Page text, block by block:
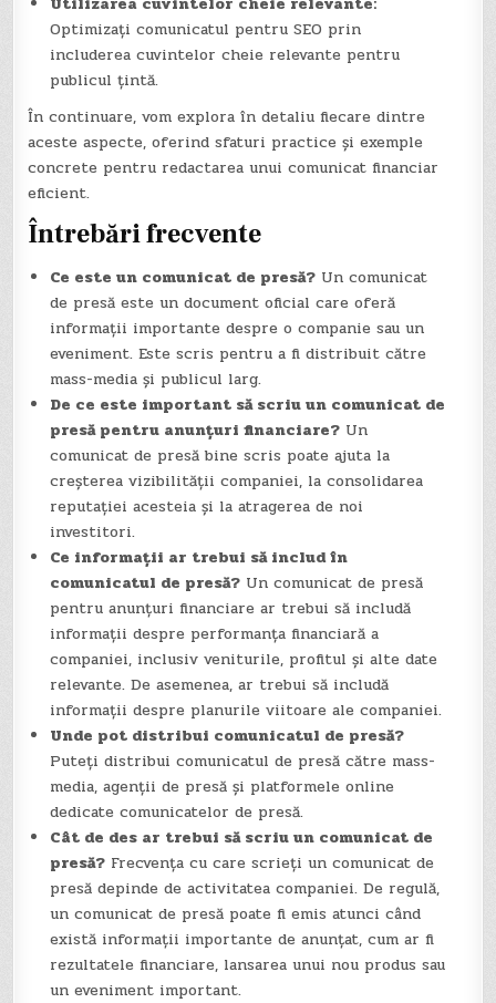
Optimizați comunicatul pentru SEO prin
includerea cuvintelor cheie relevante pentru
publicul țintă.
În continuare, vom explora în detaliu fiecare dintre
aceste aspecte, oferind sfaturi practice și exemple
concrete pentru redactarea unui comunicat financiar
eficient.
Întrebări frecvente
Ce este un comunicat de presă? Un comunicat
de presă este un document oficial care oferă
informații importante despre o companie sau un
eveniment. Este scris pentru a fi distribuit către
mass-media și publicul larg.
De ce este important să scriu un comunicat de
presă pentru anunțuri financiare? Un
comunicat de presă bine scris poate ajuta la
creșterea vizibilității companiei, la consolidarea
reputației acesteia și la atragerea de noi
investitori.
Ce informații ar trebui să includ în
comunicatul de presă? Un comunicat de presă
pentru anunțuri financiare ar trebui să includă
informații despre performanța financiară a
companiei, inclusiv veniturile, profitul și alte date
relevante. De asemenea, ar trebui să includă
informații despre planurile viitoare ale companiei.
Unde pot distribui comunicatul de presă?
Puteți distribui comunicatul de presă către mass-
media, agenții de presă și platformele online
dedicate comunicatelor de presă.
Cât de des ar trebui să scriu un comunicat de
presă? Frecvența cu care scrieți un comunicat de
presă depinde de activitatea companiei. De regulă,
un comunicat de presă poate fi emis atunci când
există informații importante de anunțat, cum ar fi
rezultatele financiare, lansarea unui nou produs sau
un eveniment important.